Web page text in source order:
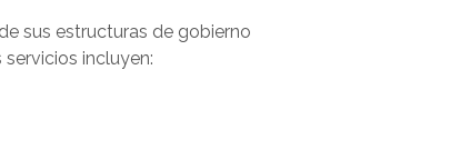
sus estructuras de gobierno
incluyen: